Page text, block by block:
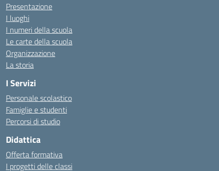
Presentazione
I luoghi
I numeri della scuola
Le carte della scuola
Organizzazione
La storia
I Servizi
Personale scolastico
Famiglie e studenti
Percorsi di studio
Didattica
Offerta formativa
I progetti delle classi